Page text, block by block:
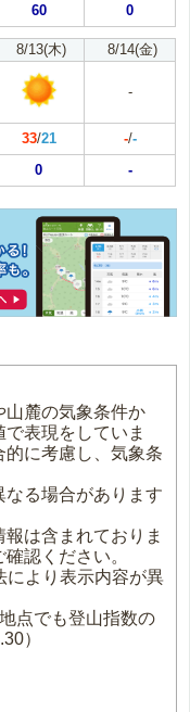
60 0
8/13(木) 8/14(金)
-
33/21 -/-
0 -
山麓の気象条件か
表現をしていま
に考慮し、気象条
なる場合があります
は含まれておりま
確認ください。
より表示内容が異
点でも登山指数の
）